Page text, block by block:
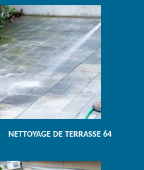
NETTOYAGE DE TERRASSE 64